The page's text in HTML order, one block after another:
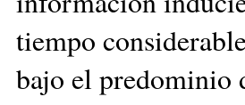
tiempo
bajo el predominio